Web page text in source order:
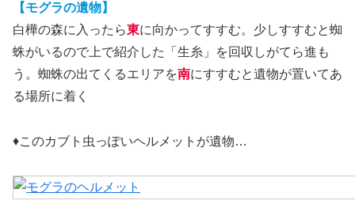
【モグラの遺物】
白樺の森に入ったら東に向かってすすむ。少しすすむと蜘
蛛がいるので上で紹介した「生糸」を回収しがてら進も
う。蜘蛛の出てくるエリアを南にすすむと遺物が置いてあ
る場所に着く
♦このカブト虫っぽいヘルメットが遺物…